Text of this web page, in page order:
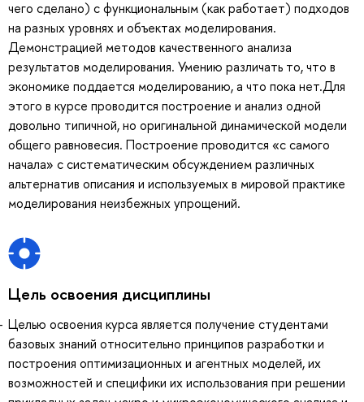
чего сделано) с функциональным (как работает) подходов
на разных уровнях и объектах моделирования.
Демонстрацией методов качественного анализа
результатов моделирования. Умению различать то, что в
экономике поддается моделированию, а что пока нет.Для
этого в курсе проводится построение и анализ одной
довольно типичной, но оригинальной динамической модели
общего равновесия. Построение проводится «с самого
начала» с систематическим обсуждением различных
альтернатив описания и используемых в мировой практике
моделирования неизбежных упрощений.
Цель освоения дисциплины
Целью освоения курса является получение студентами
базовых знаний относительно принципов разработки и
построения оптимизационных и агентных моделей, их
возможностей и специфики их использования при решении